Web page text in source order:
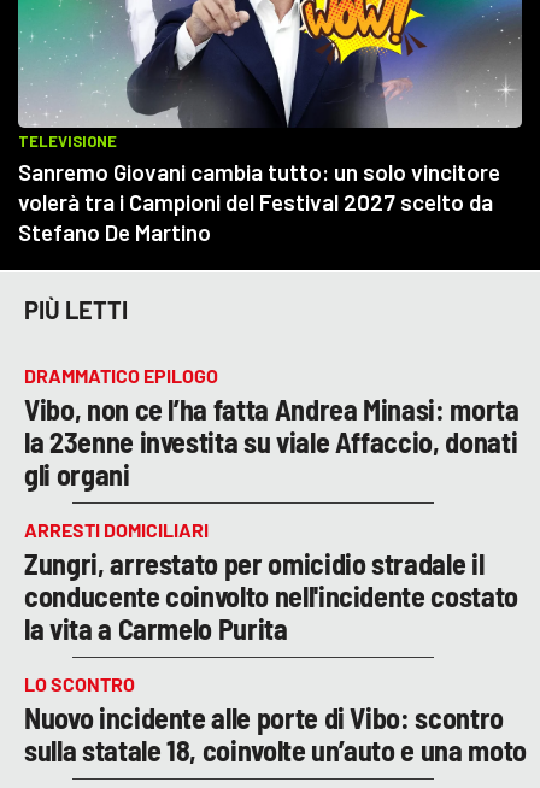
PIÙ LETTI
DRAMMATICO EPILOGO
Vibo, non ce l’ha fatta Andrea Minasi: morta
la 23enne investita su viale Affaccio, donati
gli organi
ARRESTI DOMICILIARI
Zungri, arrestato per omicidio stradale il
conducente coinvolto nell'incidente costato
la vita a Carmelo Purita
LO SCONTRO
Nuovo incidente alle porte di Vibo: scontro
sulla statale 18, coinvolte un’auto e una moto